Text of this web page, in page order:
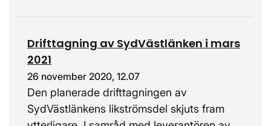
Drifttagning av SydVästlänken i mars
2021
26 november 2020, 12.07
Den planerade drifttagningen av
SydVästlänkens likströmsdel skjuts fram